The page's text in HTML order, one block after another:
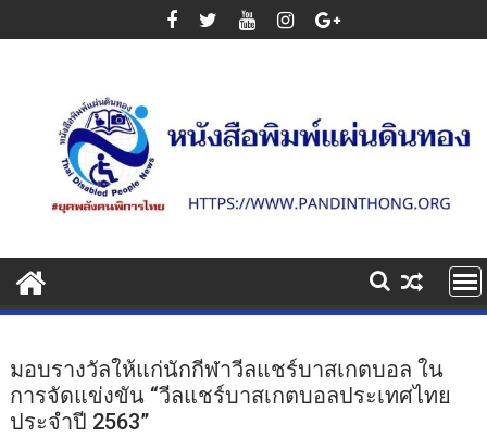
to
มอบรางวัลให้แก่นักกีฬาวีลแชร์บาสเกตบอล ใน
การจัดแข่งขัน “วีลแชร์บาสเกตบอลประเทศไทย
ประจำปี 2563”